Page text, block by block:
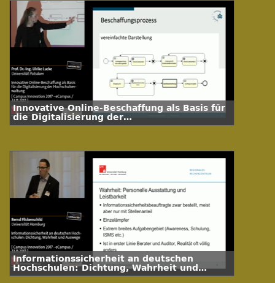
Innovative Online-Beschaffung als Basis für
die Digitalisierung der
Hochschulverwaltung
Informationssicherheit an deutschen
Hochschulen: Dichtung, Wahrheit und
Auswege